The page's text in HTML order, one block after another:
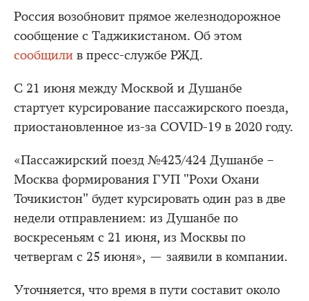
Россия возобновит прямое железнодорожное
сообщение с Таджикистаном. Об этом
сообщили в пресс-службе РЖД.
С 21 июня между Москвой и Душанбе
стартует курсирование пассажирского поезда,
приостановленное из-за COVID-19 в 2020 году.
«Пассажирский поезд №423/424 Душанбе –
Москва формирования ГУП "Рохи Охани
Точикистон" будет курсировать один раз в две
недели отправлением: из Душанбе по
воскресеньям с 21 июня, из Москвы по
четвергам с 25 июня», — заявили в компании.
Уточняется, что время в пути составит около